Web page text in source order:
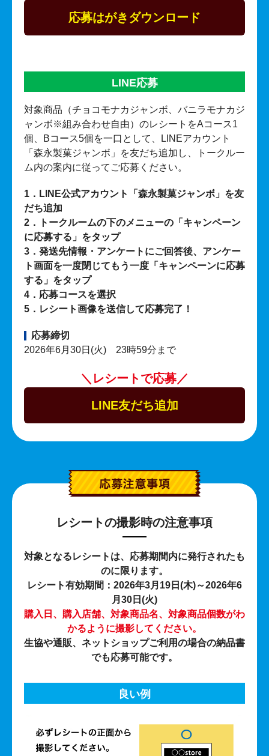
応募はがきダウンロード
LINE応募
対象商品（チョコモナカジャンボ、バニラモナカジ
ャンボ※組み合わせ自由）のレシートをAコース1
個、Bコース5個を一口として、LINEアカウント
「森永製菓ジャンボ」を友だち追加し、トークルー
ム内の案内に従ってご応募ください。
1．LINE公式アカウント「森永製菓ジャンボ」を友
だち追加
2．トークルームの下のメニューの「キャンペーン
に応募する」をタップ
3．発送先情報・アンケートにご回答後、アンケー
ト画面を一度閉じてもう一度「キャンペーンに応募
する」をタップ
4．応募コースを選択
5．レシート画像を送信して応募完了！
応募締切
2026年6月30日(火) 23時59分まで
＼レシートで応募／
LINE友だち追加
レシートの撮影時の注意事項
対象となるレシートは、応募期間内に発行されたも
のに限ります。
レシート有効期間：2026年3月19日(木)～2026年6
月30日(火)
購入日、購入店舗、対象商品名、対象商品個数がわ
かるように撮影してください。
生協や通販、ネットショップご利用の場合の納品書
でも応募可能です。
良い例